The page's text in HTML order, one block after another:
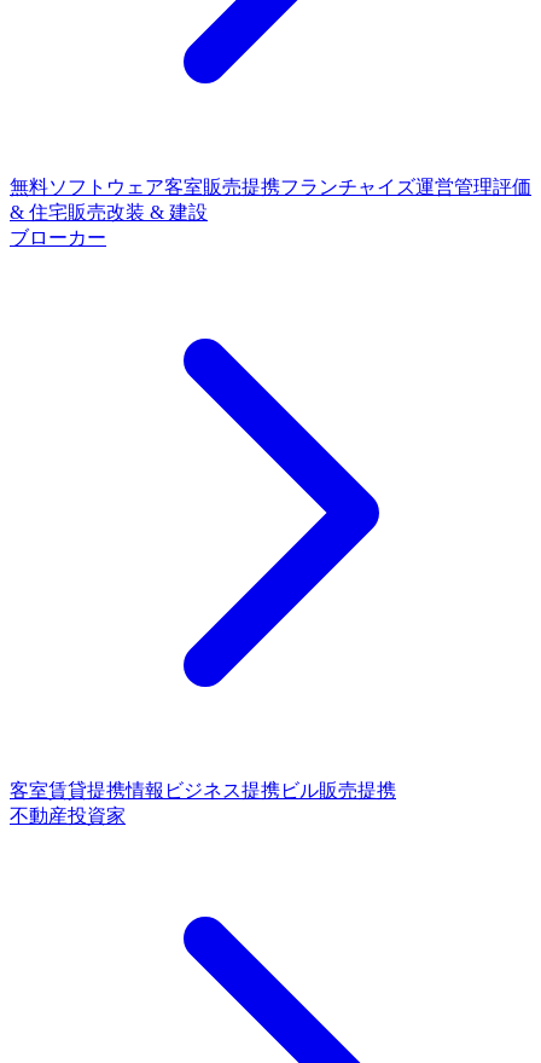
無料ソフトウェア客室販売提携フランチャイズ運営管理評価
& 住宅販売改装 & 建設
ブローカー
客室賃貸提携情報ビジネス提携ビル販売提携
不動産投資家